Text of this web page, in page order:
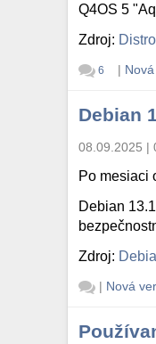
Q4OS 5
Zdroj:
6 |
Debian
08.09.2025 |
Po mesiaci
Debian
Zdroj:
| Nová